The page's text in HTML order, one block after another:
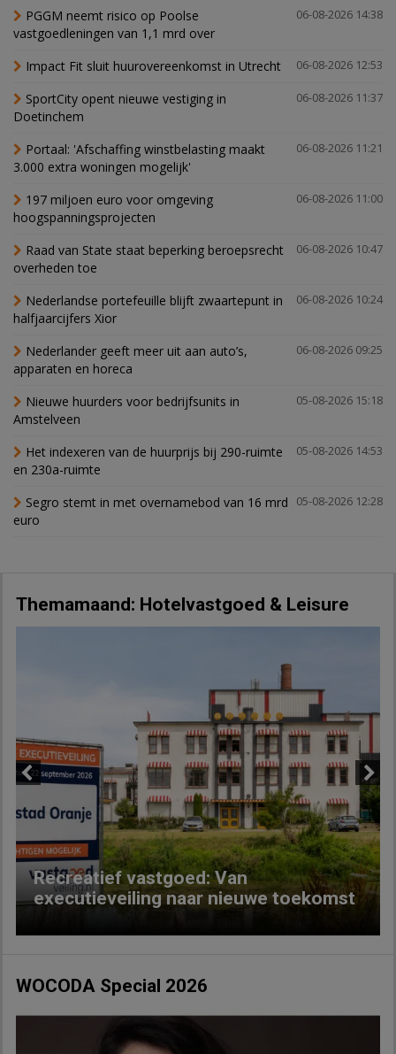
06-08-2026 14:38
PGGM neemt risico op Poolse
vastgoedleningen van 1,1 mrd over
06-08-2026 12:53
Impact Fit sluit huurovereenkomst in Utrecht
06-08-2026 11:37
SportCity opent nieuwe vestiging in
Doetinchem
06-08-2026 11:21
Portaal: 'Afschaffing winstbelasting maakt
3.000 extra woningen mogelijk'
06-08-2026 11:00
197 miljoen euro voor omgeving
hoogspanningsprojecten
06-08-2026 10:47
Raad van State staat beperking beroepsrecht
overheden toe
06-08-2026 10:24
Nederlandse portefeuille blijft zwaartepunt in
halfjaarcijfers Xior
06-08-2026 09:25
Nederlander geeft meer uit aan auto’s,
apparaten en horeca
05-08-2026 15:18
Nieuwe huurders voor bedrijfsunits in
Amstelveen
05-08-2026 14:53
Het indexeren van de huurprijs bij 290-ruimte
en 230a-ruimte
05-08-2026 12:28
Segro stemt in met overnamebod van 16 mrd
euro
Themamaand: Hotelvastgoed & Leisure
Recreatief vastgoed: Van
executieveiling naar nieuwe toekomst
Next
WOCODA Special 2026